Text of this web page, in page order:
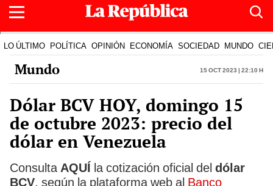
LO ÚLTIMO POLÍTICA OPINIÓN ECONOMÍA SOCIEDAD MUNDO
Mundo 15 Oct 2023 | 22:10 h
Dólar BCV HOY, domingo 15
de octubre 2023: precio del
dólar en Venezuela
Consulta AQUÍ la cotización oficial del dólar
BCV, según la plataforma web al Banco